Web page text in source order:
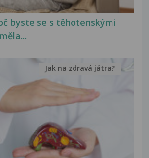
byste se s těhotenskými
Jak na zdravá játra?